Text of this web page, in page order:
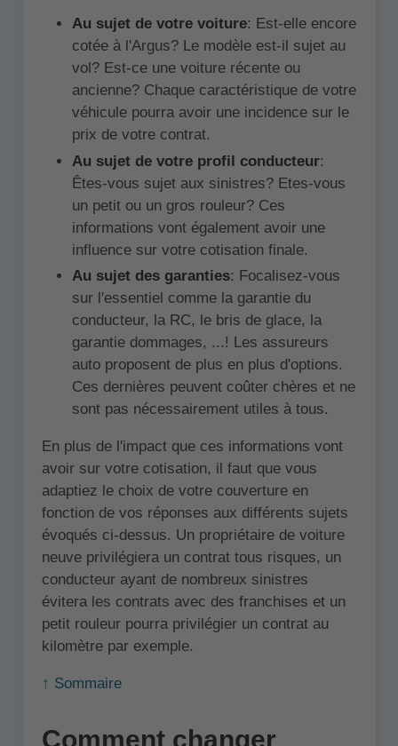
Au sujet de votre voiture: Est-elle encore
cotée à l'Argus? Le modèle est-il sujet au
vol? Est-ce une voiture récente ou
ancienne? Chaque caractéristique de votre
véhicule pourra avoir une incidence sur le
prix de votre contrat.
Au sujet de votre profil conducteur:
Êtes-vous sujet aux sinistres? Etes-vous
un petit ou un gros rouleur? Ces
informations vont également avoir une
influence sur votre cotisation finale.
Au sujet des garanties: Focalisez-vous
sur l'essentiel comme la garantie du
conducteur, la RC, le bris de glace, la
garantie dommages, ...! Les assureurs
auto proposent de plus en plus d'options.
Ces dernières peuvent coûter chères et ne
sont pas nécessairement utiles à tous.
En plus de l'impact que ces informations vont
avoir sur votre cotisation, il faut que vous
adaptiez le choix de votre couverture en
fonction de vos réponses aux différents sujets
évoqués ci-dessus. Un propriétaire de voiture
neuve privilégiera un contrat tous risques, un
conducteur ayant de nombreux sinistres
évitera les contrats avec des franchises et un
petit rouleur pourra privilégier un contrat au
kilomètre par exemple.
↑ Sommaire
Comment changer